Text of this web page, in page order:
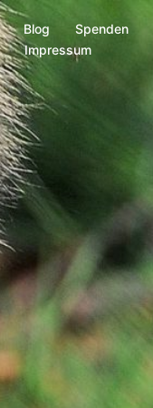
Blog Spenden
Impressum